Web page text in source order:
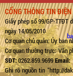
navigation
CỔNG THÔNG TIN
Giấy phép số 99/GP-TTĐT
ngày 14/05/2010
Cơ quan chủ quản: Ủy ban
Cơ quan thường trực: Văn
SĐT:0262.859.9699Email:
Ghi rõ nguồn tin "http://